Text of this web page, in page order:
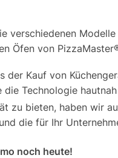
verschiedenen
Öfen von
der Kauf von
Technologie
zu bieten, haben wir
die für Ihr
noch heute!